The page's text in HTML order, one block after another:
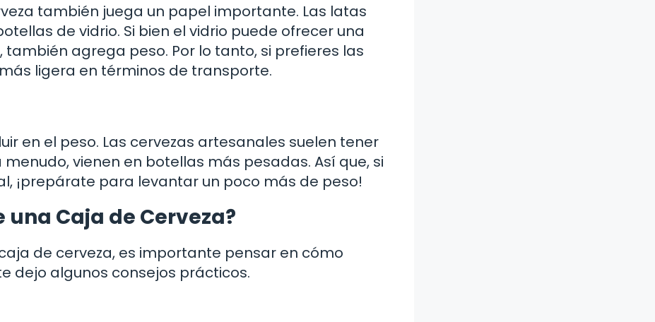
también juega un papel importante. Las latas
de vidrio. Si bien el vidrio puede ofrecer una
agrega peso. Por lo tanto, si prefieres las
ligera en términos de transporte.
en el peso. Las cervezas artesanales suelen tener
vienen en botellas más pesadas. Así que, si
¡prepárate para levantar un poco más de peso!
una Caja de Cerveza?
de cerveza, es importante pensar en cómo
dejo algunos consejos prácticos.